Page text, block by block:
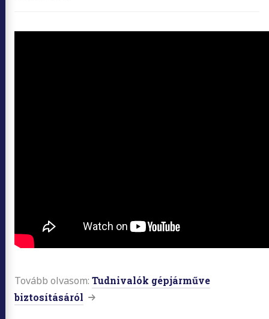
Tovább olvasom: Tudnivalók gépjárműve
biztosításáról